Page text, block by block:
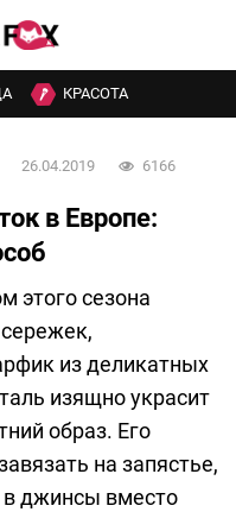
КРАСОТА
26.04.2019 6166
в Европе:
этого сезона
из деликатных
изящно украсит
образ. Его
на запястье,
в джинсы вместо